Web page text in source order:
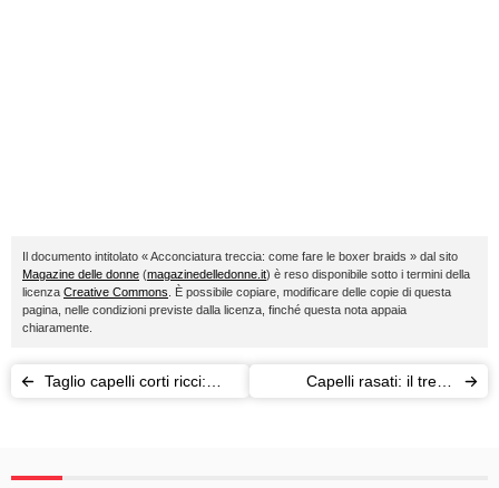
Il documento intitolato « Acconciatura treccia: come fare le boxer braids » dal sito
Magazine delle donne (magazinedelledonne.it) è reso disponibile sotto i termini della
licenza Creative Commons . È possibile copiare, modificare delle copie di questa
pagina, nelle condizioni previste dalla licenza, finché questa nota appaia
chiaramente.
Taglio capelli corti ricci:
Capelli rasati: il trend